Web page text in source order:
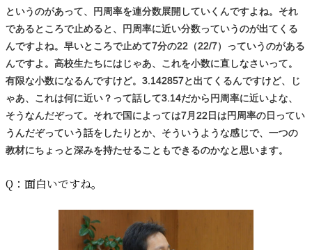
というのがあって、円周率を連分数展開していくんですよね。それ
であるところで止めると、円周率に近い分数っていうのが出てくる
んですよね。早いところで止めて7分の22（22/7）っていうのがある
んですよ。高校生たちにはじゃあ、これを小数に直しなさいって。
有限な小数になるんですけど。3.142857と出てくるんですけど、じ
ゃあ、これは何に近い？って話して3.14だから円周率に近いよな、
そうなんだぞって。それで国によっては7月22日は円周率の日ってい
うんだぞっていう話をしたりとか、そういうような感じで、一つの
教材にちょっと深みを持たせることもできるのかなと思います。
Q： 面白いですね。